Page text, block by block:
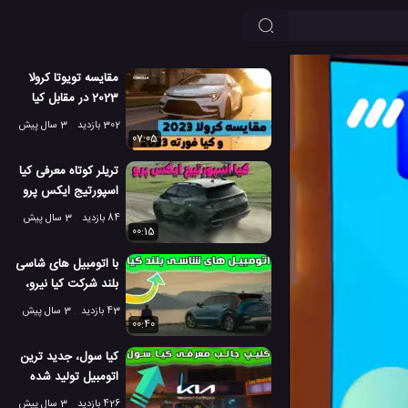
مقایسه تویوتا کرولا
2023 در مقابل کیا
فورته 2023!
302 بازدید
3 سال پیش
07:05
تریلر کوتاه معرفی کیا
اسپورتیج ایکس پرو
مدل 2023!
84 بازدید
3 سال پیش
00:15
با اتومبیل های شاسی
بلند شرکت کیا نیرو،
تمامی مسیر ها برای
43 بازدید
3 سال پیش
00:40
کیا سول، جدید ترین
اتومبیل تولید شده
توسط شرکت کیا
426 بازدید
3 سال پیش